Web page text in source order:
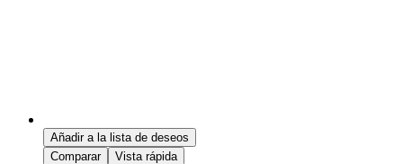
Añadir a la lista de deseos
Comparar
Vista rápida